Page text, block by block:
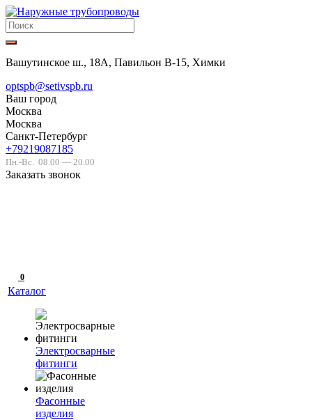
Вашутинское ш., 18А, Павильон В-15, Химки
optspb@setivspb.ru
Ваш город
Москва
Москва
Санкт-Петербург
+79219087185
Пн.-Вс. 08.00 — 20.00
Заказать звонок
0
Каталог
Электросварные
фитинги
Фасонные
изделия